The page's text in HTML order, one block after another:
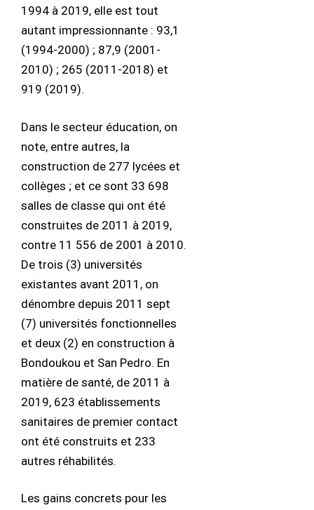
1994 à 2019, elle est tout
autant impressionnante : 93,1
(1994-2000) ; 87,9 (2001-
2010) ; 265 (2011-2018) et
919 (2019).
Dans le secteur éducation, on
note, entre autres, la
construction de 277 lycées et
collèges ; et ce sont 33 698
salles de classe qui ont été
construites de 2011 à 2019,
contre 11 556 de 2001 à 2010.
De trois (3) universités
existantes avant 2011, on
dénombre depuis 2011 sept
(7) universités fonctionnelles
et deux (2) en construction à
Bondoukou et San Pedro. En
matière de santé, de 2011 à
2019, 623 établissements
sanitaires de premier contact
ont été construits et 233
autres réhabilités.
Les gains concrets pour les